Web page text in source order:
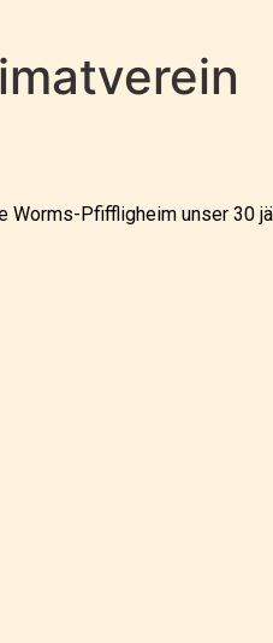
Worms-Pfiffligheim unser 30